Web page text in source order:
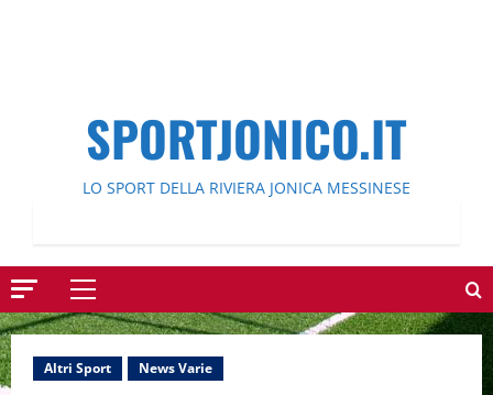
SPORTJONICO.IT
LO SPORT DELLA RIVIERA JONICA MESSINESE
Menu
principale
Altri Sport News Varie